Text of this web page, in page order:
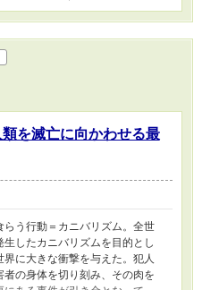
を滅亡に向かわせる最
らう行動＝カニバリズム。全世
生したカニバリズムを目的とし
界に大きな衝撃を与えた。犯人
者の身体を切り刻み、その肉を